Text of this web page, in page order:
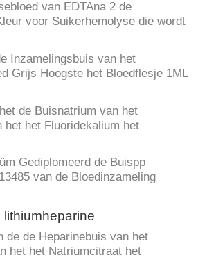
van EDTAna 2 de
voor Suikerhemolyse die wordt
Inzamelingsbuis van het
Grijs Hoogste het Bloedflesje 1ML
de Buisnatrium van het
het het Fluoridekalium het
Gediplomeerd de Buispp
van de Bloedinzameling
de de Heparinebuis van het
het het Natriumcitraat het